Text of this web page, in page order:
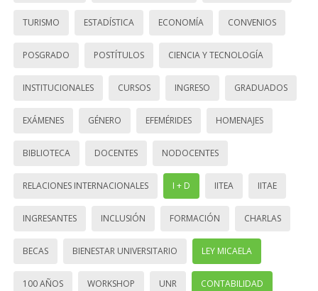
TURISMO ESTADÍSTICA ECONOMÍA CONVENIOS
POSGRADO POSTÍTULOS CIENCIA Y TECNOLOGÍA
INSTITUCIONALES CURSOS INGRESO GRADUADOS
EXÁMENES GÉNERO EFEMÉRIDES HOMENAJES
BIBLIOTECA DOCENTES NODOCENTES
RELACIONES INTERNACIONALES I + D IITEA IITAE
INGRESANTES INCLUSIÓN FORMACIÓN CHARLAS
BECAS BIENESTAR UNIVERSITARIO LEY MICAELA
100 AÑOS WORKSHOP UNR CONTABILIDAD